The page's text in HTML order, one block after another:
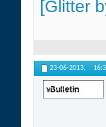
[Glitter
23-06-2013,